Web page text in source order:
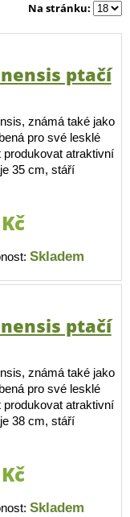
Na stránku:
ptačí
známá také jako
pro své lesklé
atraktivní
35 cm, stáří
Skladem
ptačí
známá také jako
pro své lesklé
atraktivní
38 cm, stáří
Skladem